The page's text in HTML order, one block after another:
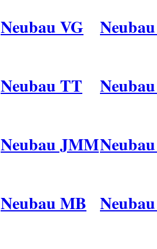
Neubau VG
Neubau TT
Neubau JMM
Neubau MB